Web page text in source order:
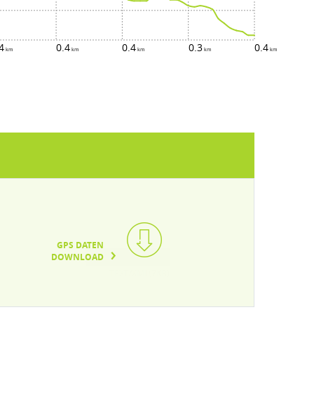
0.4 0.4 0.3 0.4
GPS DATEN
DOWNLOAD